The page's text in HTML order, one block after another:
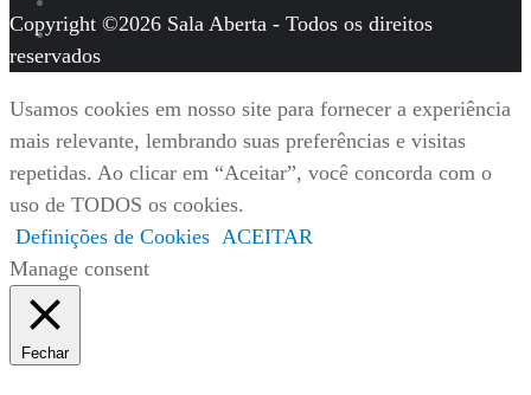
Copyright ©2026 Sala Aberta - Todos os direitos
reservados
Usamos cookies em nosso site para fornecer a experiência
mais relevante, lembrando suas preferências e visitas
repetidas. Ao clicar em “Aceitar”, você concorda com o
uso de TODOS os cookies.
Definições de Cookies ACEITAR
Manage consent
Fechar